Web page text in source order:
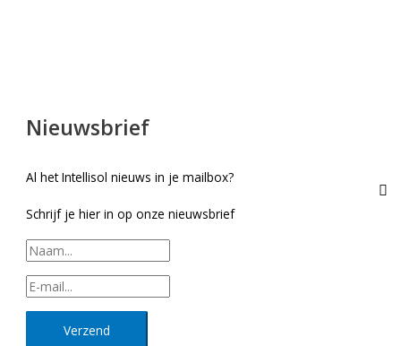
Nieuwsbrief
Al het Intellisol nieuws in je mailbox?
Schrijf je hier in op onze nieuwsbrief